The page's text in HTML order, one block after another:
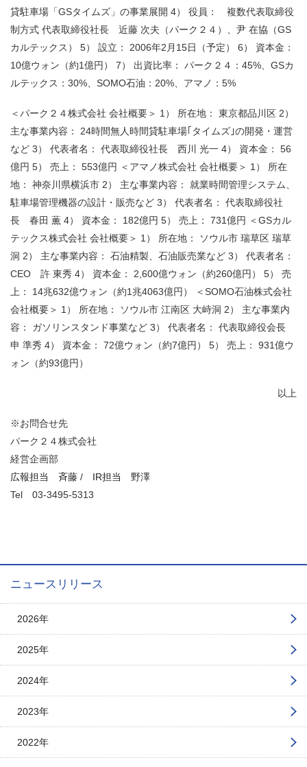
貸駐車場「GSタイムズ」の事業展開 4） 役員： 複数代表取締役
制方式 代表取締役社長 近藤 次夫（パーク２４）、尹 在協（GS
カルテックス） 5） 設立： 2006年2月15日（予定） 6） 資本金：
10億ウォン（約1億円） 7） 出資比率： パーク２４：45%、GSカ
ルテックス：30%、SOMO石油：20%、アマノ：5%
＜パーク２４株式会社 会社概要＞ 1） 所在地： 東京都品川区 2）
主な事業内容： 24時間無人時間貸駐車場｢タイムズ｣の開発・運営
など 3） 代表者名： 代表取締役社長 西川 光一 4） 資本金： 56
億円 5） 売上： 553億円 ＜アマノ株式会社 会社概要＞ 1） 所在
地： 神奈川県横浜市 2） 主な事業内容： 就業時間管理システム、
駐車場管理機器の設計・販売など 3） 代表者名： 代表取締役社
長 春田 薫 4） 資本金： 182億円 5） 売上： 731億円 ＜GSカル
テックス株式会社 会社概要＞ 1） 所在地： ソウル市 瑞草区 瑞草
洞 2） 主な事業内容： 石油精製、石油販売業など 3） 代表者名：
CEO 許 東秀 4） 資本金： 2,600億ウォン（約260億円） 5） 売
上： 14兆632億ウォン（約1兆4063億円） ＜SOMO石油株式会社
会社概要＞ 1） 所在地： ソウル市 江南区 大峙洞 2） 主な事業内
容： ガソリンスタンド事業など 3） 代表者名： 代表取締役会長
申 準秀 4） 資本金： 72億ウォン（約7億円） 5） 売上： 931億ウ
ォン（約93億円）
以上
※お問合せ先
パーク２４株式会社
経営企画部
広報担当 斉藤 / IR担当 野澤
Tel 03-3495-5313
ニュースリリース
2026年
2025年
2024年
2023年
2022年